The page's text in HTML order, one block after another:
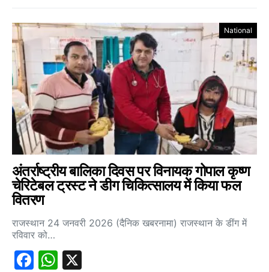
National
अंतर्राष्ट्रीय बालिका दिवस पर विनायक गोपाल कृष्ण
चेरिटेबल ट्रस्ट ने डीग चिकित्सालय में किया फल
वितरण
राजस्थान 24 जनवरी 2026 (दैनिक खबरनामा) राजस्थान के डींग में
रविवार को…
Facebook
WhatsApp